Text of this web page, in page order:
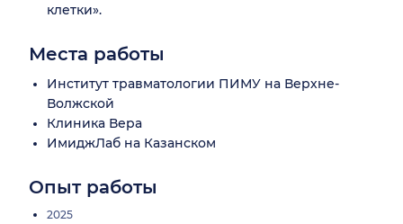
клетки».
Места работы
Институт травматологии ПИМУ на Верхне-
Волжской
Клиника Вера
ИмиджЛаб на Казанском
Опыт работы
2025